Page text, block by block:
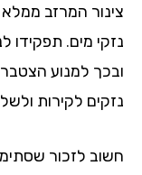
המרזב ממלא
מים. תפקידו
למנוע הצטברות
לקירות ולשלד
לזכור שסתימה או